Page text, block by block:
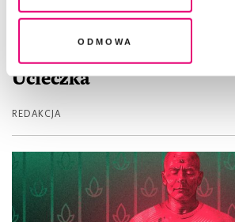
legalność przetwarzania danych przed
Odmowa
Śledztwo Pisma 5.
Ucieczka
REDAKCJA